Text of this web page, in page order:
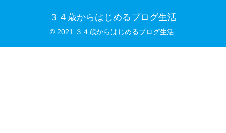
３４歳からはじめるブログ生活
© 2021 ３４歳からはじめるブログ生活.